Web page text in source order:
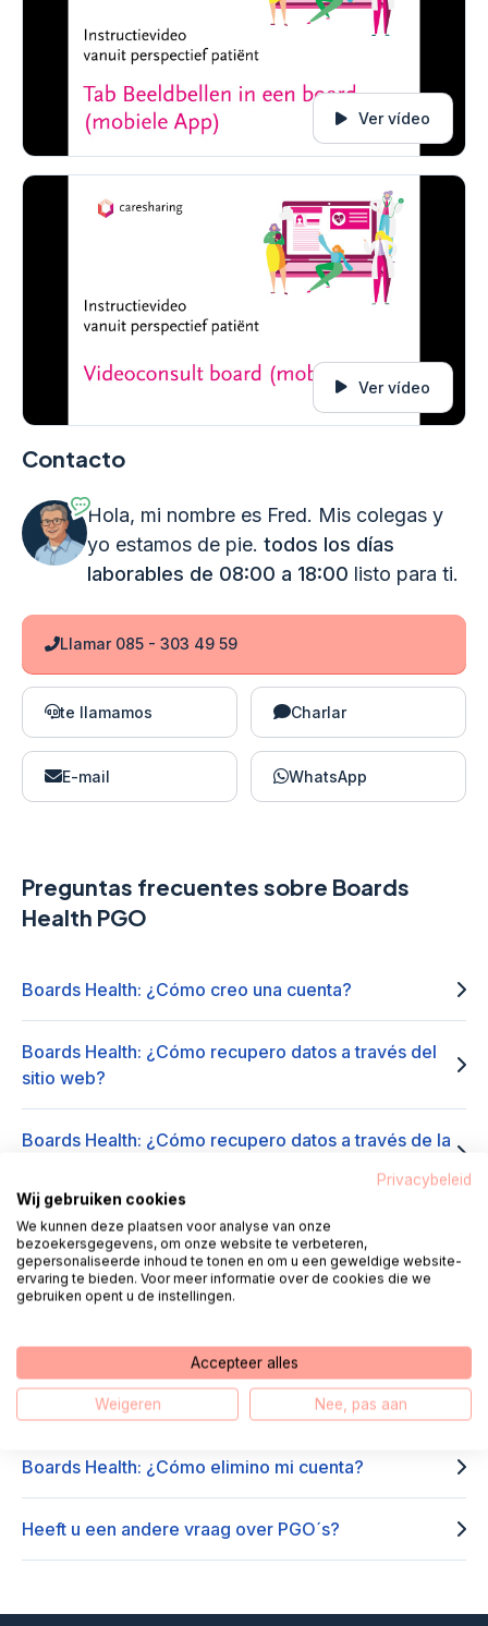
Ver vídeo
Ver vídeo
Contacto
Hola, mi nombre es Fred. Mis colegas y
yo estamos de pie. todos los días
laborables de 08:00 a 18:00 listo para ti.
Llamar 085 - 303 49 59
te llamamos Charlar
E-mail WhatsApp
Preguntas frecuentes sobre Boards
Health PGO
Boards Health: ¿Cómo creo una cuenta?
Boards Health: ¿Cómo recupero datos a través del
sitio web?
Boards Health: ¿Cómo recupero datos a través de la
Boards Health: ¿Cómo puedo iniciar sesión a través
de la aplicación?
Boards Health: Olvidé el código de mi aplicación
Boards, ¿ahora qué?
Boards Health: ¿Cómo elimino mi cuenta?
Heeft u een andere vraag over PGO´s?
Privacybeleid
Wij gebruiken cookies
We kunnen deze plaatsen voor analyse van onze
bezoekersgegevens, om onze website te verbeteren,
gepersonaliseerde inhoud te tonen en om u een geweldige website-
ervaring te bieden. Voor meer informatie over de cookies die we
gebruiken opent u de instellingen.
Accepteer alles
Weigeren Nee, pas aan